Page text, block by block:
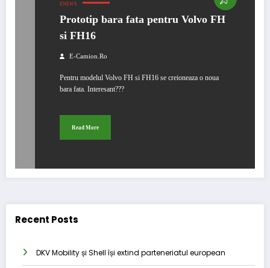
ENEWS
Prototip bara fata pentru Volvo FH
si FH16
E-Camion.ro
Pentru modelul Volvo FH si FH16 se creioneaza o noua
bara fata. Interesant???
Read More
Recent Posts
DKV Mobility și Shell își extind parteneriatul european